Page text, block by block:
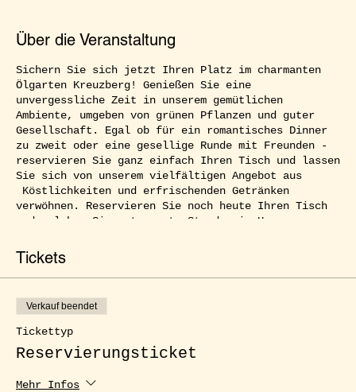
Über die Veranstaltung
Sichern Sie sich jetzt Ihren Platz im charmanten
Ölgarten Kreuzberg! Genießen Sie eine
unvergessliche Zeit in unserem gemütlichen
Ambiente, umgeben von grünen Pflanzen und guter
Gesellschaft. Egal ob für ein romantisches Dinner
zu zweit oder eine gesellige Runde mit Freunden -
reservieren Sie ganz einfach Ihren Tisch und lassen
Sie sich von unserem vielfältigen Angebot aus
Köstlichkeiten und erfrischenden Getränken
verwöhnen. Reservieren Sie noch heute Ihren Tisch
und erleben Sie entspannte Stunden im Herzen von
Tickets
Verkauf beendet
Tickettyp
Reservierungsticket
Mehr Infos